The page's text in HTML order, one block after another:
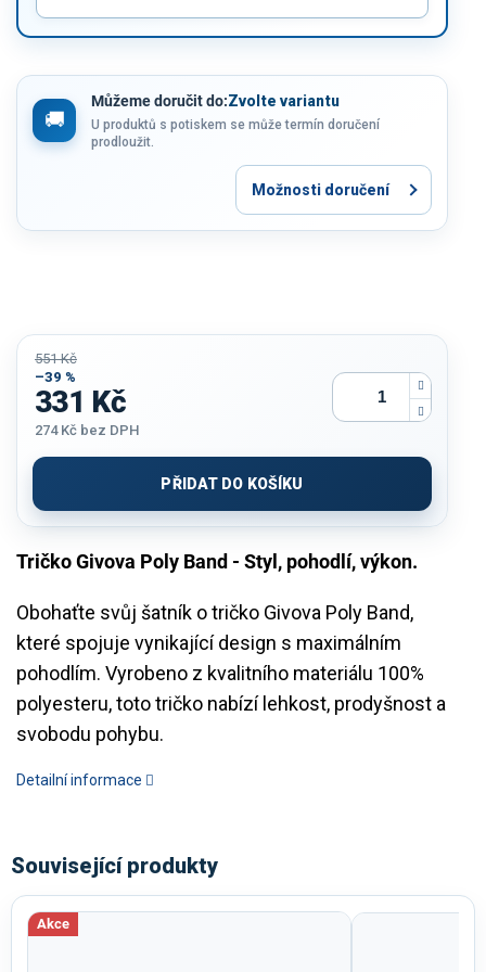
Můžeme doručit do:Zvolte variantu
U produktů s potiskem se může termín doručení
prodloužit.
Možnosti doručení
Tričko Givova Poly Band - Styl, pohodlí, výkon.
Obohaťte svůj šatník o tričko Givova Poly Band,
které spojuje vynikající design s maximálním
pohodlím. Vyrobeno z kvalitního materiálu 100%
polyesteru, toto tričko nabízí lehkost, prodyšnost a
svobodu pohybu.
Detailní informace
551 Kč
–39 %
331 Kč
274 Kč bez DPH
cena:
PŘIDAT DO KOŠÍKU
Související produkty
Akce